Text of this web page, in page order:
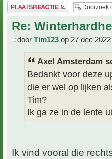
Plaats een reactie
Re:
door Tim123 op 27 dec
Axel Amsterdam
Bedankt voor deze
die er wel op lijken
Tim?
Ik ga ze in de lente
Ik vind vooral die